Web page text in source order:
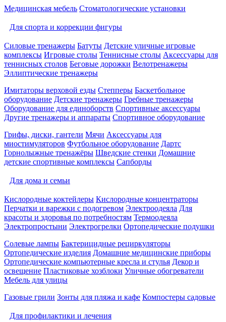
Медицинская мебель Стоматологические установки
Для спорта и коррекции фигуры
Силовые тренажеры Батуты Детские уличные игровые
комплексы Игровые столы Теннисные столы Аксессуары для
теннисных столов Беговые дорожки Велотренажеры
Эллиптические тренажеры
Имитаторы верховой езды Степперы Баскетбольное
оборудование Детские тренажеры Гребные тренажеры
Оборудование для единоборств Спортивные аксессуары
Другие тренажеры и аппараты Спортивное оборудование
Грифы, диски, гантели Мячи Аксессуары для
миостимуляторов Футбольное оборудование Дартс
Горнолыжные тренажёры Шведские стенки Домашние
детские спортивные комплексы Сапборды
Для дома и семьи
Кислородные коктейлеры Кислородные концентраторы
Перчатки и варежки с подогревом Электроодеяла Для
красоты и здоровья по потребностям Термоодеяла
Электропростыни Электрогрелки Ортопедические подушки
Солевые лампы Бактерицидные рециркуляторы
Ортопедические изделия Домашние медицинские приборы
Ортопедические компьютерные кресла и стулья Декор и
освещение Пластиковые хозблоки Уличные обогреватели
Мебель для улицы
Газовые грили Зонты для пляжа и кафе Компостеры садовые
Для профилактики и лечения